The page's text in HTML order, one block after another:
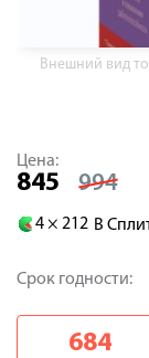
Внешний вид
Цена:
845 994
4 × 212 В
Срок годности:
684